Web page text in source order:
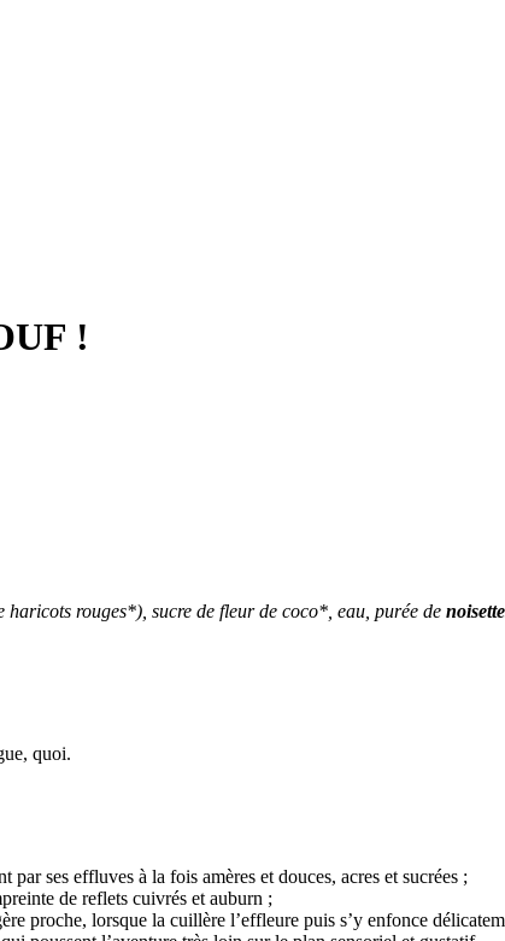
!
rouges*), sucre de fleur de coco*, eau, purée de
quoi.
ses effluves à la fois amères et douces, acres et sucrées ;
de reflets cuivrés et auburn ;
proche, lorsque la cuillère l’effleure puis s’y enfonce